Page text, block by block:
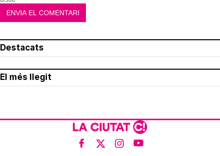
Destacats
El més llegit